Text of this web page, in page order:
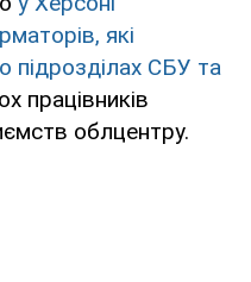
які
підрозділах СБУ та
працівників
облцентру.